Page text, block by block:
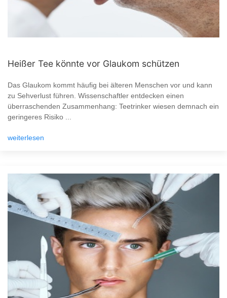
Heißer Tee könnte vor Glaukom schützen
Das Glaukom kommt häufig bei älteren Menschen vor und kann
zu Sehverlust führen. Wissenschaftler entdecken einen
überraschenden Zusammenhang: Teetrinker wiesen demnach ein
geringeres Risiko ...
weiterlesen